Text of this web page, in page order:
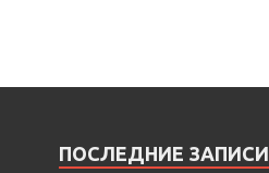
ПОСЛЕДНИЕ ЗАПИСИ